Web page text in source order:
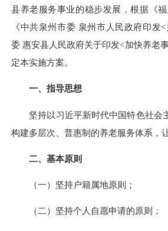
县养老服务事业的稳步发展，根据《
《中共泉州市委 泉州市人民政府印
委 惠安县人民政府关于印发<加快养老
定本实施方案。
一、指导思想
坚持以习近平新时代中国特色社会主
构建多层次、普惠制的养老服务体系，
二、基本原则
（一）坚持户籍属地原则；
（二）坚持个人自愿申请的原则；